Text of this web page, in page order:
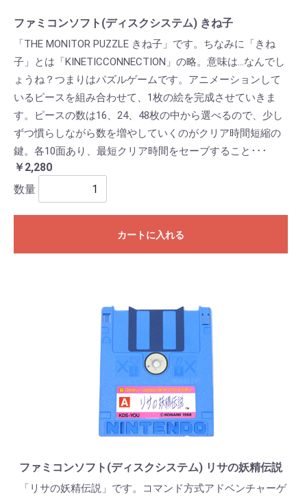
ファミコンソフト(ディスクシステム) きね子
「THE MONITOR PUZZLE きね子」です。ちなみに「きね
子」とは「KINETICCONNECTION」の略。意味は…なんでし
ょうね？つまりはパズルゲームです。アニメーションして
いるピースを組み合わせて、1枚の絵を完成させていきま
す。ピースの数は16、24、48枚の中から選べるので、少し
ずつ慣らしながら数を増やしていくのがクリア時間短縮の
鍵。各10面あり、最短クリア時間をセーブすること･･･
￥2,280
数量
カートに入れる
ファミコンソフト(ディスクシステム) リサの妖精伝説
「リサの妖精伝説」です。コマンド方式アドベンチャーゲ